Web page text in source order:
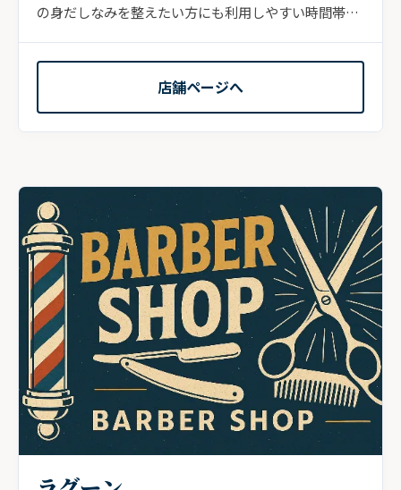
の身だしなみを整えたい方にも利用しやすい時間帯が
店舗ページへ